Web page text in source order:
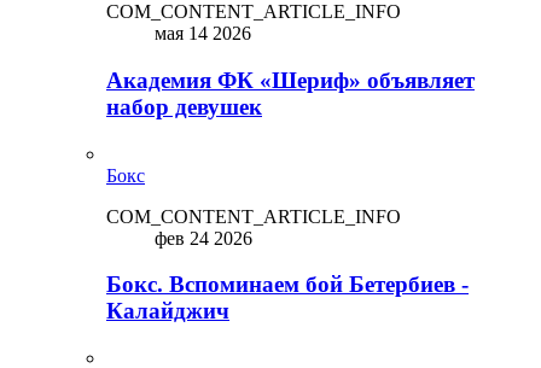
COM_CONTENT_ARTICLE_INFO
мая 14 2026
Академия ФК «Шериф» объявляет
набор девушек
Бокс
COM_CONTENT_ARTICLE_INFO
фев 24 2026
Бокс. Вспоминаем бой Бетербиев -
Калайджич